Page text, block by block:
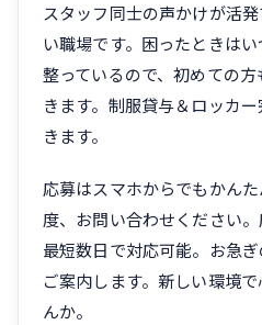
スタッフ同士の声かけが活
い職場です。困ったときは
整っているので、初めての
きます。制服貸与＆ロッカ
きます。
応募はスマホからでもかん
度、お問い合わせください
最短数日で対応可能。お急
ご案内します。新しい環境
んか。